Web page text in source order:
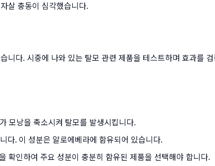
살 충동이 심각했습니다.
다. 시중에 나와 있는 탈모 관련 제품을 테스트하며 효과를
모낭을 축소시켜 탈모를 발생시킵니다.
다. 이 성분은 알로에베라에 함유되어 있습니다.
확인하여 주요 성분이 충분히 함유된 제품을 선택해야 합니다.